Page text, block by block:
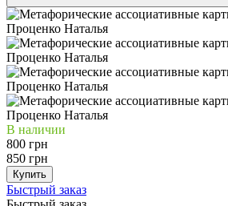
В наличии
800 грн
850 грн
Купить
Быстрый заказ